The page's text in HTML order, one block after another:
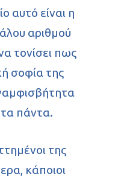
αυτό είναι η
αριθμού
τονίσει πως
σοφία της
τα πάντα.
της
κάποιοι